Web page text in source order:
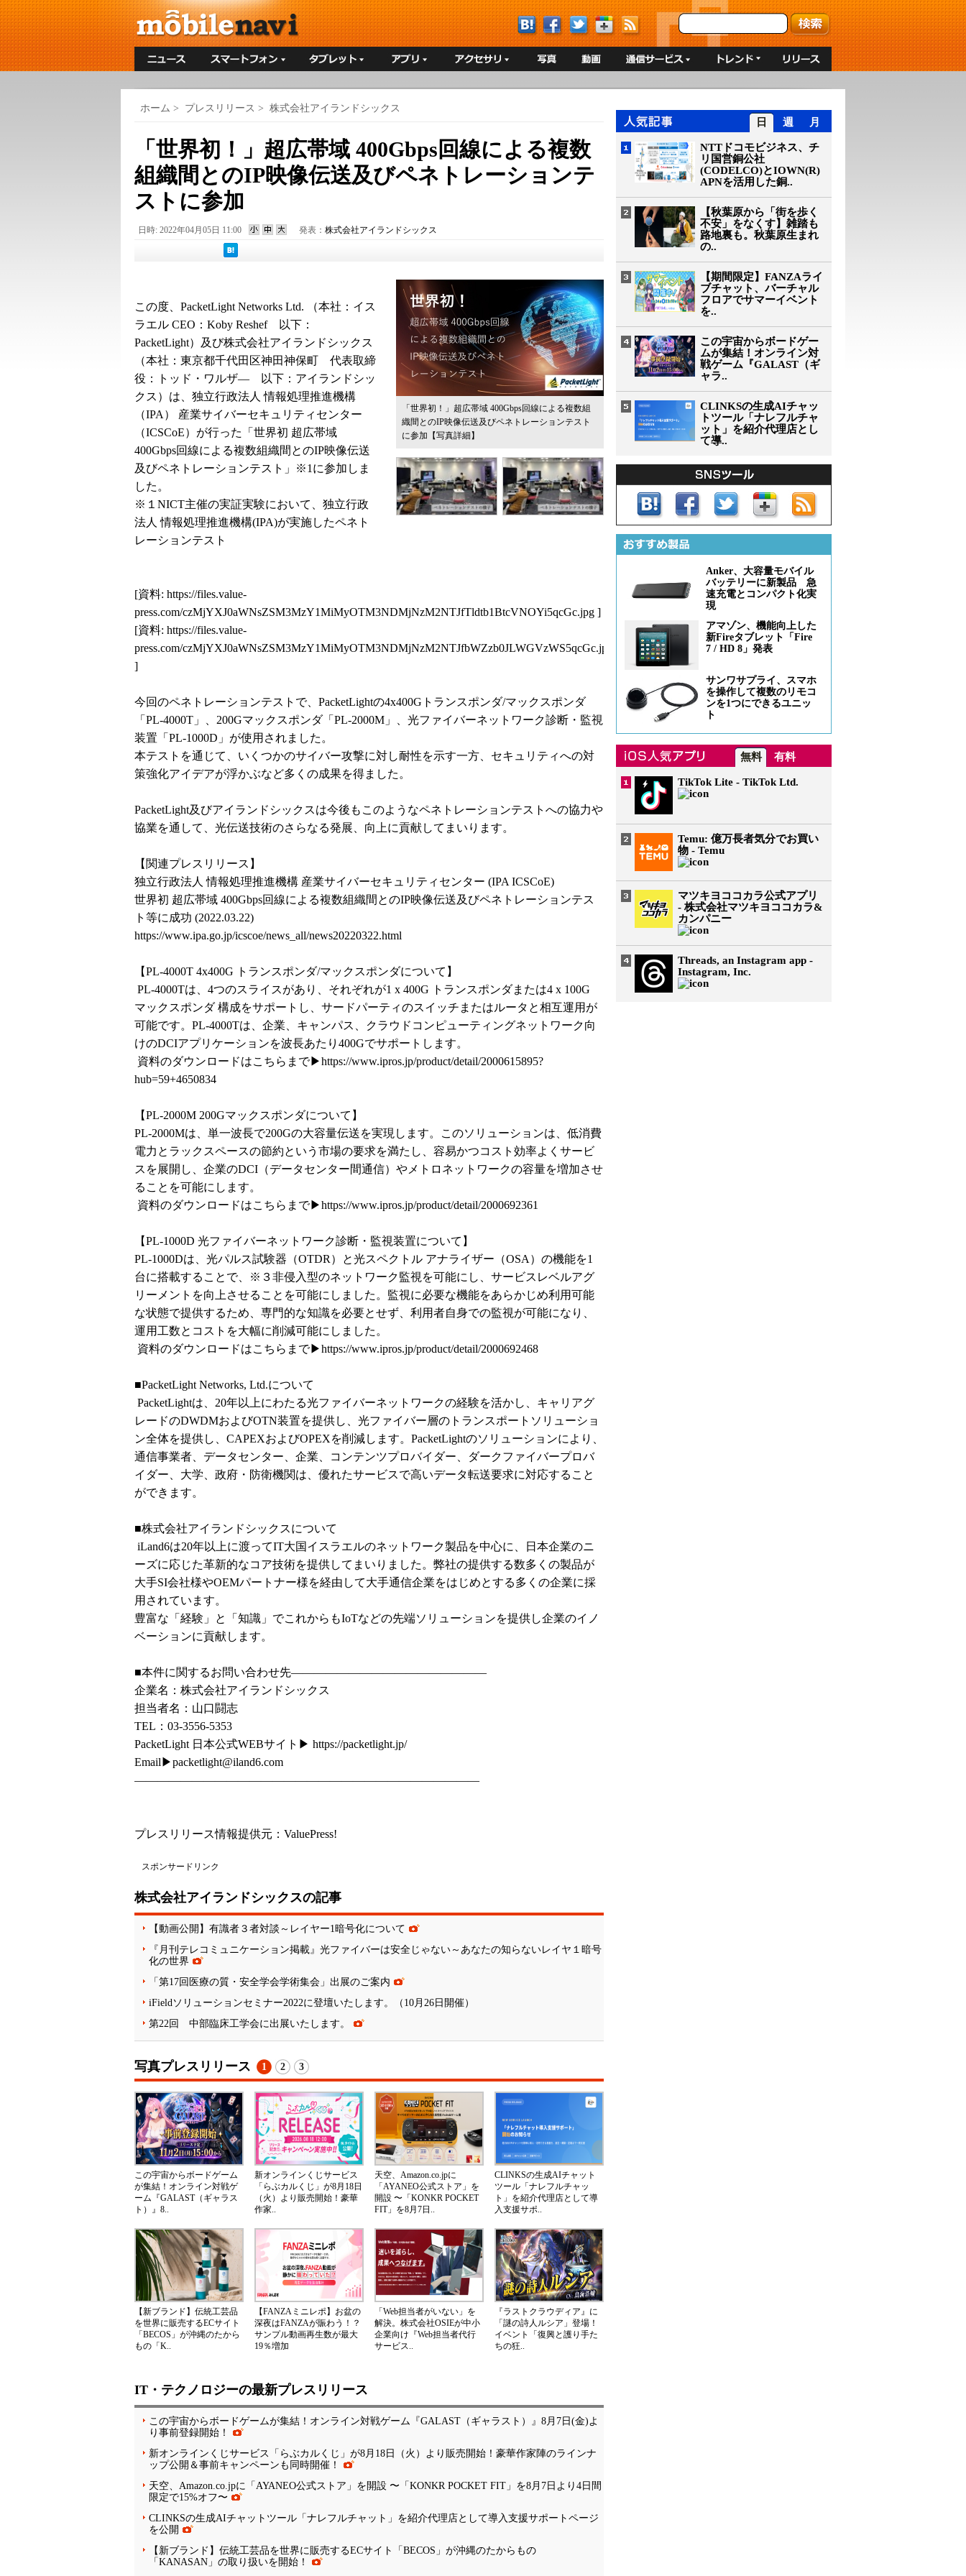
ホーム > プレスリリース > 株式会社アイランドシックス
「世界初！」超広帯域 400Gbps回線による複数
組織間とのIP映像伝送及びペネトレーションテ
ストに参加
日時: 2022年04月05日 11:00 発表： 株式会社アイランドシックス
「世界初！」超広帯域 400Gbps回線による複数組
織間とのIP映像伝送及びペネトレーションテスト
に参加 【写真詳細】
この度、PacketLight Networks Ltd. （本社：イス
ラエル CEO：Koby Reshef 以下：
PacketLight）及び株式会社アイランドシックス
（本社：東京都千代田区神田神保町 代表取締
役：トッド・ワルザ― 以下：アイランドシッ
クス）は、独立行政法人 情報処理推進機構
（IPA） 産業サイバーセキュリティセンター
（ICSCoE）が行った「世界初 超広帯域
400Gbps回線による複数組織間とのIP映像伝送
及びペネトレーションテスト」※1に参加しま
した。
※１NICT主催の実証実験において、独立行政
法人 情報処理推進機構(IPA)が実施したペネト
レーションテスト
[資料: https://files.value-
press.com/czMjYXJ0aWNsZSM3MzY1MiMyOTM3NDMjNzM2NTJfTldtb1BtcVNOYi5qcGc.jpg ]
[資料: https://files.value-
press.com/czMjYXJ0aWNsZSM3MzY1MiMyOTM3NDMjNzM2NTJfbWZzb0JLWGVzWS5qcGc.jpg
]
今回のペネトレーションテストで、PacketLightの4x400Gトランスポンダ/マックスポンダ
「PL-4000T」、200Gマックスポンダ「PL-2000M」、光ファイバーネットワーク診断・監視
装置「PL-1000D」が使用されました。
本テストを通じて、いくつかのサイバー攻撃に対し耐性を示す一方、セキュリティへの対
策強化アイデアが浮かぶなど多くの成果を得ました。
PacketLight及びアイランドシックスは今後もこのようなペネトレーションテストへの協力や
協業を通して、光伝送技術のさらなる発展、向上に貢献してまいります。
【関連プレスリリース】
独立行政法人 情報処理推進機構 産業サイバーセキュリティセンター (IPA ICSCoE)
世界初 超広帯域 400Gbps回線による複数組織間とのIP映像伝送及びペネトレーションテス
ト等に成功 (2022.03.22)
https://www.ipa.go.jp/icscoe/news_all/news20220322.html
【PL-4000T 4x400G トランスポンダ/マックスポンダについて】
PL-4000Tは、4つのスライスがあり、それぞれが1 x 400G トランスポンダまたは4 x 100G
マックスポンダ 構成をサポートし、サードパーティのスイッチまたはルータと相互運用が
可能です。PL-4000Tは、企業、キャンパス、クラウドコンピューティングネットワーク向
けのDCIアプリケーションを波長あたり400Gでサポートします。
資料のダウンロードはこちらまで▶https://www.ipros.jp/product/detail/2000615895?
hub=59+4650834
【PL-2000M 200Gマックスポンダについて】
PL-2000Mは、単一波長で200Gの大容量伝送を実現します。このソリューションは、低消費
電力とラックスペースの節約という市場の要求を満たし、容易かつコスト効率よくサービ
スを展開し、企業のDCI（データセンター間通信）やメトロネットワークの容量を増加させ
ることを可能にします。
資料のダウンロードはこちらまで▶https://www.ipros.jp/product/detail/2000692361
【PL-1000D 光ファイバーネットワーク診断・監視装置について】
PL-1000Dは、光パルス試験器（OTDR）と光スペクトル アナライザー（OSA）の機能を1
台に搭載することで、※３非侵入型のネットワーク監視を可能にし、サービスレベルアグ
リーメントを向上させることを可能にしました。監視に必要な機能をあらかじめ利用可能
な状態で提供するため、専門的な知識を必要とせず、利用者自身での監視が可能になり、
運用工数とコストを大幅に削減可能にしました。
資料のダウンロードはこちらまで▶https://www.ipros.jp/product/detail/2000692468
■PacketLight Networks, Ltd.について
PacketLightは、20年以上にわたる光ファイバーネットワークの経験を活かし、キャリアグ
レードのDWDMおよびOTN装置を提供し、光ファイバー層のトランスポートソリューショ
ン全体を提供し、CAPEXおよびOPEXを削減します。PacketLightのソリューションにより、
通信事業者、データセンター、企業、コンテンツプロバイダー、ダークファイバープロバ
イダー、大学、政府・防衛機関は、優れたサービスで高いデータ転送要求に対応すること
ができます。
■株式会社アイランドシックスについて
iLand6は20年以上に渡ってIT大国イスラエルのネットワーク製品を中心に、日本企業のニ
ーズに応じた革新的なコア技術を提供してまいりました。弊社の提供する数多くの製品が
大手SI会社様やOEMパートナー様を経由して大手通信企業をはじめとする多くの企業に採
用されています。
豊富な「経験」と「知識」でこれからもIoTなどの先端ソリューションを提供し企業のイノ
ベーションに貢献します。
■本件に関するお問い合わせ先―――――――――――――――――
企業名：株式会社アイランドシックス
担当者名：山口闘志
TEL：03-3556-5353
PacketLight 日本公式WEBサイト▶ https://packetlight.jp/
Email▶packetlight@iland6.com
――――――――――――――――――――――――――――――
プレスリリース情報提供元： ValuePress!
スポンサードリンク
株式会社アイランドシックスの記事
【動画公開】有識者３者対談～レイヤー1暗号化について
『月刊テレコミュニケーション掲載』光ファイバーは安全じゃない～あなたの知らないレイヤ１暗号
化の世界
「第17回医療の質・安全学会学術集会」出展のご案内
iFieldソリューションセミナー2022に登壇いたします。（10月26日開催）
第22回 中部臨床工学会に出展いたします。
写真プレスリリース 1 2 3
この宇宙からボードゲーム
が集結！オンライン対戦ゲ
ーム『GALAST（ギャラス
ト）』8..
新オンラインくじサービス
「らぶカルくじ」が8月18日
（火）より販売開始！豪華
作家..
天空、Amazon.co.jpに
「AYANEO公式ストア」を
開設 〜「KONKR POCKET
FIT」を8月7日..
CLINKSの生成AIチャット
ツール「ナレフルチャッ
ト」を紹介代理店として導
入支援サポ..
【新ブランド】伝統工芸品
を世界に販売するECサイト
「BECOS」が沖縄のたから
もの「K..
【FANZAミニレポ】お盆の
深夜はFANZAが賑わう！？
サンプル動画再生数が最大
19％増加
「Web担当者がいない」を
解決。株式会社OSIEが中小
企業向け『Web担当者代行
サービス..
『ラストクラウディア』に
「謎の詩人ルシア」登場！
イベント「復興と護り手た
ちの狂..
IT・テクノロジーの最新プレスリリース
この宇宙からボードゲームが集結！オンライン対戦ゲーム『GALAST（ギャラスト）』8月7日(金)よ
り事前登録開始！
新オンラインくじサービス「らぶカルくじ」が8月18日（火）より販売開始！豪華作家陣のラインナ
ップ公開＆事前キャンペーンも同時開催！
天空、Amazon.co.jpに「AYANEO公式ストア」を開設 〜「KONKR POCKET FIT」を8月7日より4日間
限定で15%オフ〜
CLINKSの生成AIチャットツール「ナレフルチャット」を紹介代理店として導入支援サポートページ
を公開
【新ブランド】伝統工芸品を世界に販売するECサイト「BECOS」が沖縄のたからもの
「KANASAN」の取り扱いを開始！
日 週 月
NTTドコモビジネス、チ
リ国営銅公社
(CODELCO)とIOWN(R)
APNを活用した銅..
【秋葉原から「街を歩く
不安」をなくす】雑踏も
路地裏も。秋葉原生まれ
の..
【期間限定】FANZAライ
ブチャット、バーチャル
フロアでサマーイベント
を..
この宇宙からボードゲー
ムが集結！オンライン対
戦ゲーム『GALAST（ギ
ャラ..
CLINKSの生成AIチャッ
トツール「ナレフルチャ
ット」を紹介代理店とし
て導..
Anker、大容量モバイル
バッテリーに新製品 急
速充電とコンパクト化実
現
アマゾン、機能向上した
新Fireタブレット「Fire
7 / HD 8」発表
サンワサプライ、スマホ
を操作して複数のリモコ
ンを1つにできるユニッ
ト
無料 有料
TikTok Lite - TikTok Ltd.
Temu: 億万長者気分でお買い
物 - Temu
マツキヨココカラ公式アプリ
- 株式会社マツキヨココカラ&
カンパニー
Threads, an Instagram app -
Instagram, Inc.